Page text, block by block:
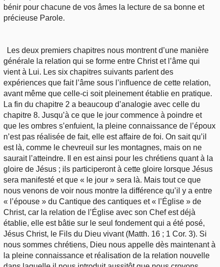
bénir pour chacune de vos âmes la lecture de sa bonne et
précieuse Parole.
Les deux premiers chapitres nous montrent d’une manière
générale la relation qui se forme entre Christ et l’âme qui
vient à Lui. Les six chapitres suivants parlent des
expériences que fait l’âme sous l’influence de cette relation,
avant même que celle-ci soit pleinement établie en pratique.
La fin du chapitre 2 a beaucoup d’analogie avec celle du
chapitre 8. Jusqu’à ce que le jour commence à poindre et
que les ombres s’enfuient, la pleine connaissance de l’époux
n’est pas réalisée de fait, elle est affaire de foi. On sait qu’il
est là, comme le chevreuil sur les montagnes, mais on ne
saurait l’atteindre. Il en est ainsi pour les chrétiens quant à la
gloire de Jésus ; ils participeront à cette gloire lorsque Jésus
sera manifesté et que « le jour » sera là. Mais tout ce que
nous venons de voir nous montre la différence qu’il y a entre
« l’épouse » du Cantique des cantiques et « l’Église » de
Christ, car la relation de l’Église avec son Chef est déjà
établie, elle est bâtie sur le seul fondement qui a été posé,
Jésus Christ, le Fils du Dieu vivant (Matth. 16 ; 1 Cor. 3). Si
nous sommes chrétiens, Dieu nous appelle dès maintenant à
la pleine connaissance et réalisation de la relation nouvelle